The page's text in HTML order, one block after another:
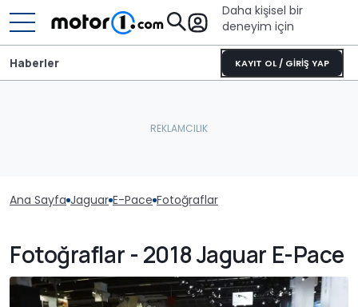
Daha kişisel bir
deneyim için
KAYIT OL / GİRİŞ YAP
Haberler
Ana Sayfa Jaguar E-Pace Fotoğraflar
Fotoğraflar - 2018 Jaguar E-Pace